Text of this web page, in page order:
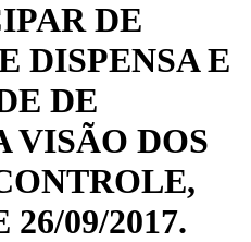
DE
DISPENSA E
DE
VISÃO DOS
26/09/2017.